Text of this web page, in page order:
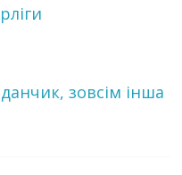
зовсім інша